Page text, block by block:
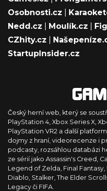
Osobnosti.cz
Nedd.cz
Moulík.cz
CZhity.cz
StartupInsider.cz
Český herní web, který se
PlayStation 4, Xbox Series X,
PlayStation VR2 a další
dojmy z hraní, videorecenze i
podcasty, rozsáhlou databázi
ze sérií jako Assassin's Creed,
Legend of Zelda, Final
Diablo, Stalker, The Elder
Legacy či FIFA.